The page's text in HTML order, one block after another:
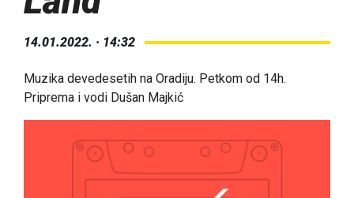
14.01.2022. · 14:32
Muzika devedesetih na Oradiju. Petkom od 14h.
Priprema i vodi Dušan Majkić